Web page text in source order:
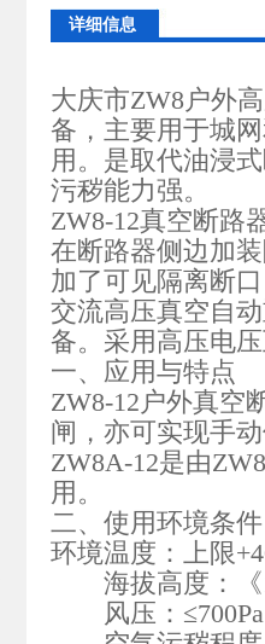
详细信息
大庆市ZW8户外
备，主要用于城
用。是取代油浸
污秽能力强。
ZW8-12真空断路
在断路器侧边加
加了可见隔离断
交流高压真空自
备。采用高压电
一、应用与特点
ZW8-12户外真空
闸，亦可实现手
ZW8A-12是由
用。
二、使用环境条件
环境温度：上限
海拔高度：《
风压：≤700Pa